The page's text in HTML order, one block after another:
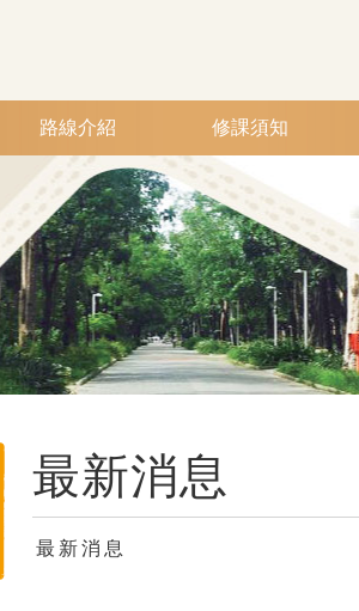
路線介紹 修課須知
最新消息
最新消息